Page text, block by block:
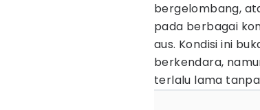
bergelombang,
pada berbagai
aus. Kondisi ini
berkendara,
terlalu lama